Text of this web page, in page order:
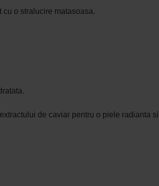
o stralucire matasoasa.
de caviar pentru o piele radianta